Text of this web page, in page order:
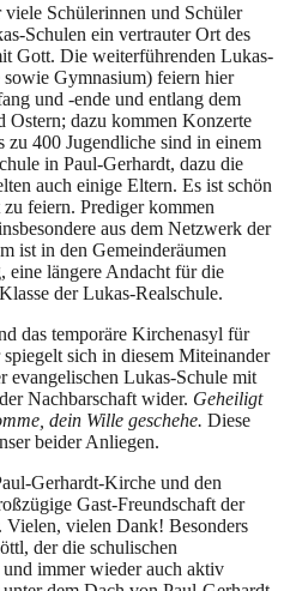
Schülerinnen und Schüler
Schulen ein vertrauter Ort des
Gott. Die weiterführenden Lukas-
Gymnasium) feiern hier
und -ende und entlang dem
Ostern; dazu kommen Konzerte
zu 400 Jugendliche sind in einem
in Paul-Gerhardt, dazu die
auch einige Eltern. Es ist schön
feiern. Prediger kommen
aus dem Netzwerk der
ist in den Gemeinderäumen
längere Andacht für die
der Lukas-Realschule.
das temporäre Kirchenasyl für
sich in diesem Miteinander
evangelischen Lukas-Schule mit
Nachbarschaft wider. Geheiligt
dein Wille geschehe. Diese
beider Anliegen.
Gerhardt-Kirche und den
Gast-Freundschaft der
vielen Dank! Besonders
der die schulischen
immer wieder auch aktiv